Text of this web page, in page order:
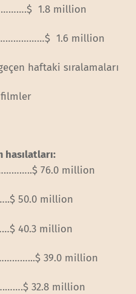
….$ 1.8 million
1.6 million
haftaki sıralamaları
……..$ 76.0 million
50.0 million
40.3 million
.$ 39.0 million
…….$ 32.8 million